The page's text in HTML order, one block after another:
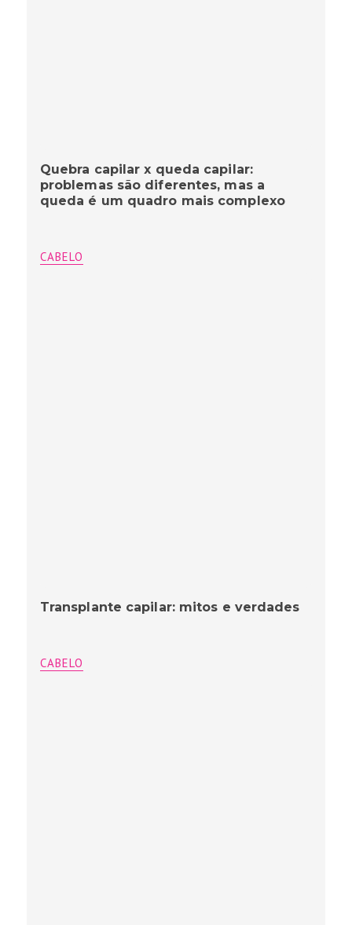
Quebra capilar x queda capilar:
problemas são diferentes, mas a
queda é um quadro mais complexo
CABELO
Transplante capilar: mitos e verdades
CABELO